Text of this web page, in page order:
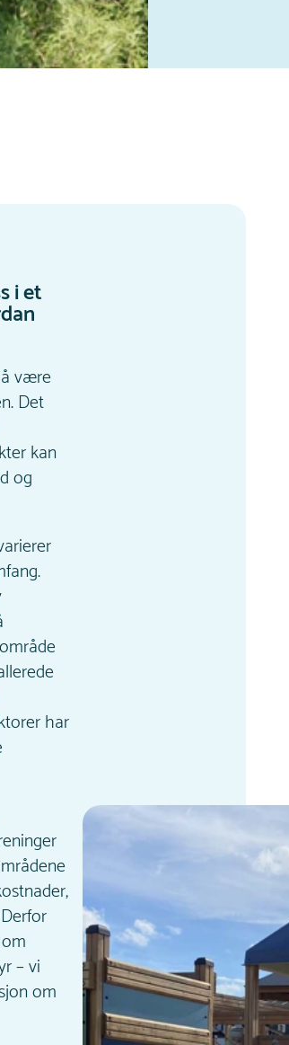
i et
være
Det
kan
og
har
– vi
om